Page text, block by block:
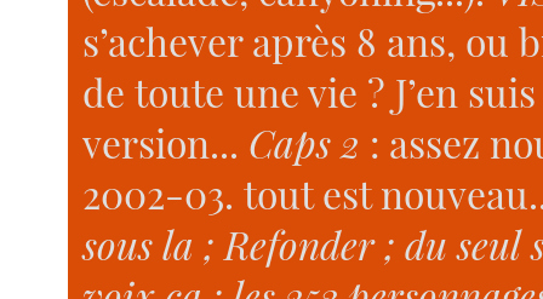
s’achever après 8 ans, ou
de toute une vie ? J’en
version... Caps 2 : assez
2002-03. tout est
sous la ; Refonder ; du